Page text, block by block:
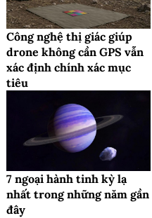
Công nghệ thị giác giúp
drone không cần GPS vẫn
xác định chính xác mục
tiêu
7 ngoại hành tinh kỳ lạ
nhất trong những năm gần
đây